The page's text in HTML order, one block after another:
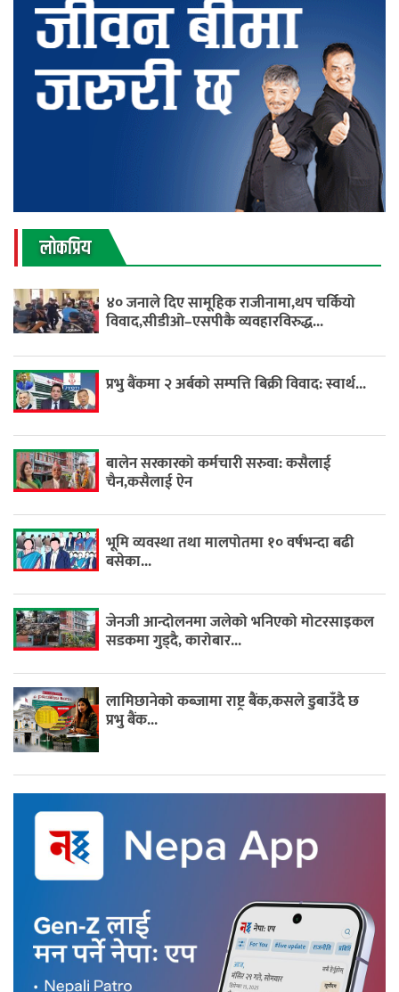
लाेकप्रिय
४० जनाले दिए सामूहिक राजीनामा,थप चर्कियो
विवाद,सीडीओ–एसपीकै व्यवहारविरुद्ध...
प्रभु बैंकमा २ अर्बको सम्पत्ति बिक्री विवाद: स्वार्थ...
बालेन सरकारको कर्मचारी सरुवा: कसैलाई
चैन,कसैलाई ऐन
भूमि व्यवस्था तथा मालपोतमा १० वर्षभन्दा बढी
बसेका...
जेनजी आन्दोलनमा जलेको भनिएको मोटरसाइकल
सडकमा गुड्दै, कारोबार...
लामिछानेको कब्जामा राष्ट्र बैंक,कसले डुबाउँदै छ
प्रभु बैंक...